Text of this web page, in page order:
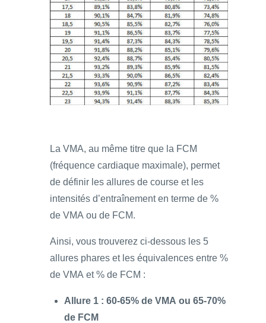
La VMA, au même titre que la FCM
(fréquence cardiaque maximale), permet
de définir les allures de course et les
intensités d’entraînement en terme de %
de VMA ou de FCM.
Ainsi, vous trouverez ci-dessous les 5
allures phares et les équivalences entre %
de VMA et % de FCM :
Allure 1 : 60-65% de VMA ou 65-70%
de FCM